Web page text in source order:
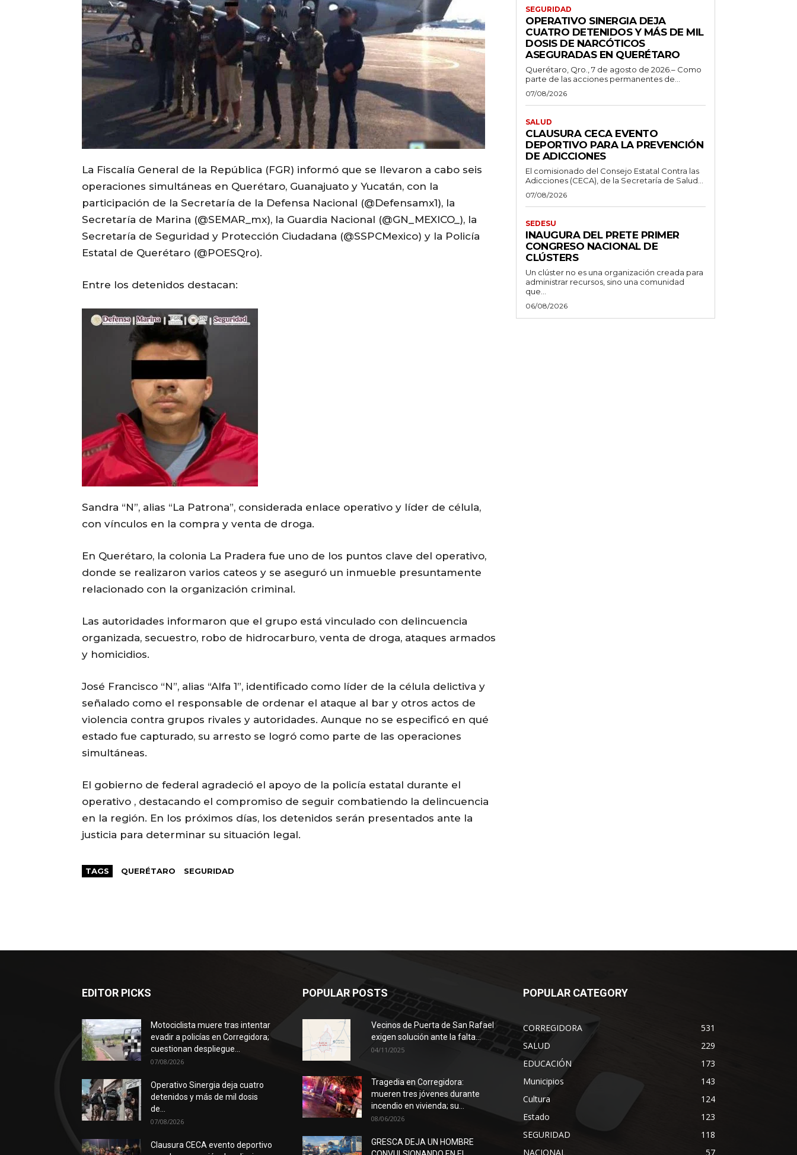
La Fiscalía General de la República (FGR) informó que se llevaron a cabo seis
operaciones simultáneas en Querétaro, Guanajuato y Yucatán, con la
participación de la Secretaría de la Defensa Nacional (@Defensamx1), la
Secretaría de Marina (@SEMAR_mx), la Guardia Nacional (@GN_MEXICO_), la
Secretaría de Seguridad y Protección Ciudadana (@SSPCMexico) y la Policía
Estatal de Querétaro (@POESQro).
Entre los detenidos destacan:
Sandra “N”, alias “La Patrona”, considerada enlace operativo y líder de célula,
con vínculos en la compra y venta de droga.
En Querétaro, la colonia La Pradera fue uno de los puntos clave del operativo,
donde se realizaron varios cateos y se aseguró un inmueble presuntamente
relacionado con la organización criminal.
Las autoridades informaron que el grupo está vinculado con delincuencia
organizada, secuestro, robo de hidrocarburo, venta de droga, ataques armados
y homicidios.
José Francisco “N”, alias “Alfa 1”, identificado como líder de la célula delictiva y
señalado como el responsable de ordenar el ataque al bar y otros actos de
violencia contra grupos rivales y autoridades. Aunque no se especificó en qué
estado fue capturado, su arresto se logró como parte de las operaciones
simultáneas.
El gobierno de federal agradeció el apoyo de la policía estatal durante el
operativo , destacando el compromiso de seguir combatiendo la delincuencia
en la región. En los próximos días, los detenidos serán presentados ante la
justicia para determinar su situación legal.
TAGS QUERÉTARO SEGURIDAD
SEGURIDAD
OPERATIVO SINERGIA DEJA
CUATRO DETENIDOS Y MÁS DE MIL
DOSIS DE NARCÓTICOS
ASEGURADAS EN QUERÉTARO
Querétaro, Qro., 7 de agosto de 2026.– Como
parte de las acciones permanentes de...
07/08/2026
SALUD
CLAUSURA CECA EVENTO
DEPORTIVO PARA LA PREVENCIÓN
DE ADICCIONES
El comisionado del Consejo Estatal Contra las
Adicciones (CECA), de la Secretaría de Salud...
07/08/2026
SEDESU
INAUGURA DEL PRETE PRIMER
CONGRESO NACIONAL DE
CLÚSTERS
Un clúster no es una organización creada para
administrar recursos, sino una comunidad
que...
06/08/2026
EDITOR PICKS
Motociclista muere tras intentar
evadir a policías en Corregidora;
cuestionan despliegue...
07/08/2026
Operativo Sinergia deja cuatro
detenidos y más de mil dosis
de...
07/08/2026
Clausura CECA evento deportivo
POPULAR POSTS
Vecinos de Puerta de San Rafael
exigen solución ante la falta...
04/11/2025
Tragedia en Corregidora:
mueren tres jóvenes durante
incendio en vivienda; su...
08/06/2026
GRESCA DEJA UN HOMBRE
POPULAR CATEGORY
CORREGIDORA
531
SALUD
229
EDUCACIÓN
173
Municipios
143
Cultura
124
Estado
123
SEGURIDAD
118
NACIONAL
57